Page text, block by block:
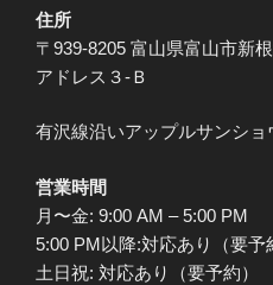
住所
〒939-8205 富山県富山市新
アドレス３-Ｂ
有沢線沿いアップルサンシ
営業時間
月〜金: 9:00 AM – 5:00 PM
5:00 PM以降:対応あり（要予
土日祝: 対応あり（要予約）